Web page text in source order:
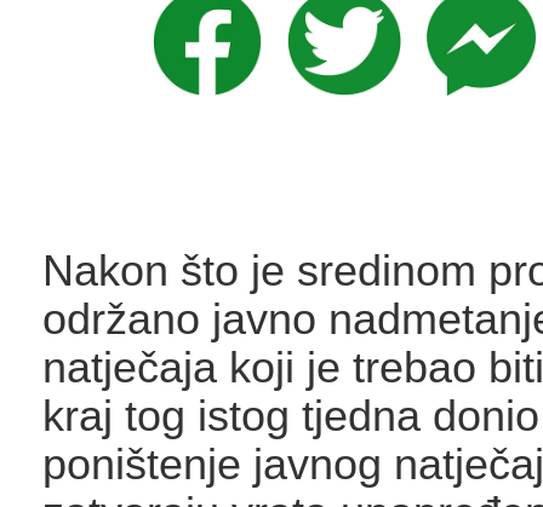
Nakon što je sredinom
održano javno
natječaja koji je trebao
kraj tog istog tjedna
poništenje javnog